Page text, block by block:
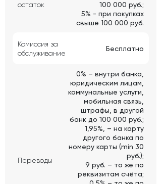
остаток
100 000 руб.;
5% - при покупках
свыше 100 000 руб.
Комиссия за
обслуживание
Бесплатно
Переводы
0% – внутри банка,
юридическим лицам,
коммунальные услуги,
мобильная связь,
штрафы, в другой
банк до 100 000 руб.;
1,95%, – на карту
другого банка по
номеру карты (min 30
руб.);
9 руб. – то же по
реквизитам счёта;